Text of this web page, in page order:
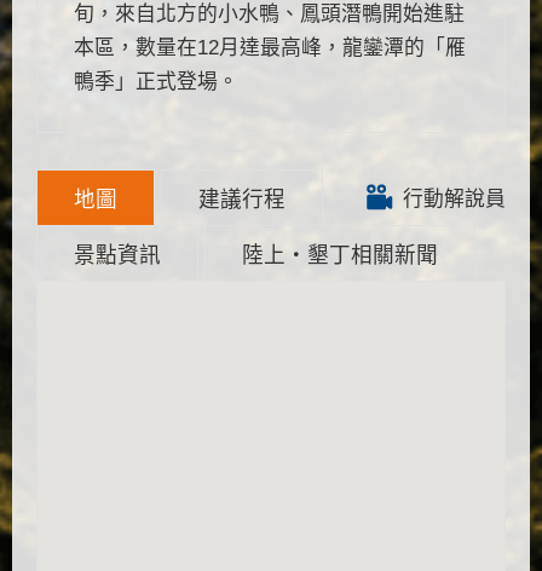
旬，來自北方的小水鴨、鳳頭潛鴨開始進駐
本區，數量在12月達最高峰，龍鑾潭的「雁
鴨季」正式登場。
行動解說員
地圖 建議行程
景點資訊 陸上‧墾丁相關新聞